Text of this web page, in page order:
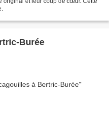
Burée